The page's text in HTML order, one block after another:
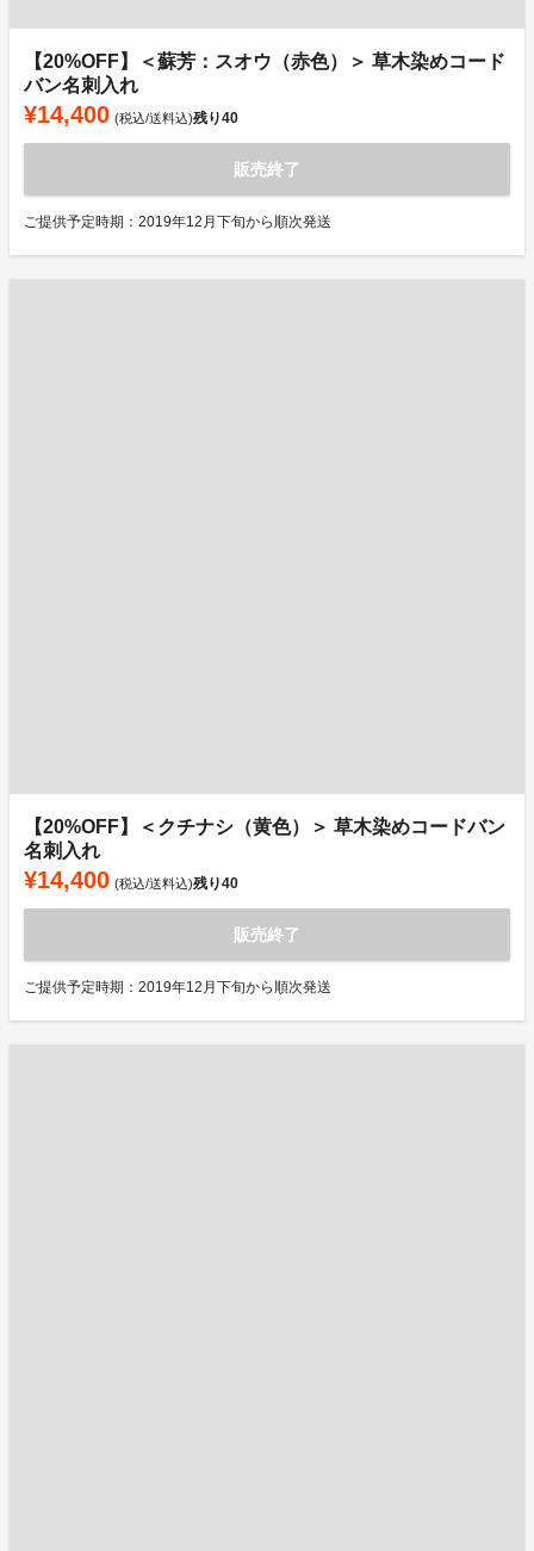
【20%OFF】＜蘇芳：スオウ（赤色）＞ 草木染めコード
バン名刺入れ
¥14,400 (税込/送料込)残り40
販売終了
ご提供予定時期：2019年12月下旬から順次発送
【20%OFF】＜クチナシ（黄色）＞ 草木染めコードバン
名刺入れ
¥14,400 (税込/送料込)残り40
販売終了
ご提供予定時期：2019年12月下旬から順次発送